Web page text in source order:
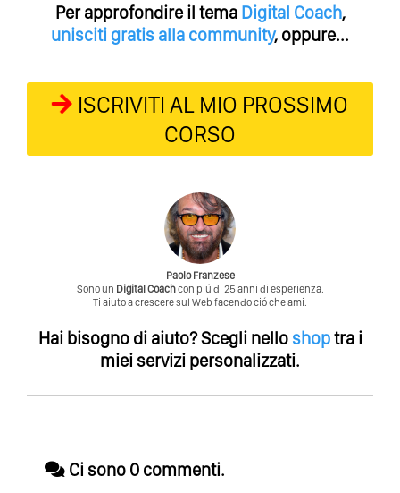
Per approfondire il tema Digital Coach,
unisciti gratis alla community, oppure...
ISCRIVITI AL MIO PROSSIMO
CORSO
Paolo Franzese
Sono un Digital Coachcon piú di 25 anni di esperienza.
Ti aiuto a crescere sul Web facendo ció che ami.
Hai bisogno di aiuto?Scegli nello shoptra i
miei servizi personalizzati.
Ci sono 0 commenti.